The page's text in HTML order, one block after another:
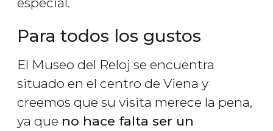
Para todos los gustos
El Museo del Reloj se encuentra
situado en el centro de Viena y
creemos que su visita merece la pena,
ya que no hace falta ser un